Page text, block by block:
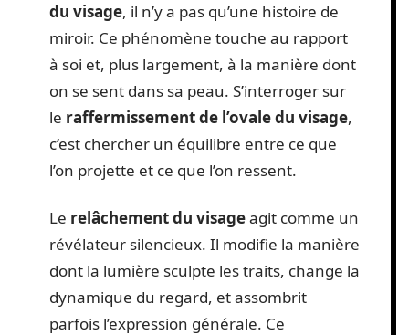
du visage, il n’y a pas qu’une histoire de
miroir. Ce phénomène touche au rapport
à soi et, plus largement, à la manière dont
on se sent dans sa peau. S’interroger sur
le raffermissement de l’ovale du visage,
c’est chercher un équilibre entre ce que
l’on projette et ce que l’on ressent.
Le relâchement du visageagit comme un
révélateur silencieux. Il modifie la manière
dont la lumière sculpte les traits, change la
dynamique du regard, et assombrit
parfois l’expression générale. Ce